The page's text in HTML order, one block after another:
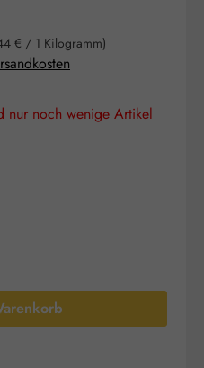
€ / 1 Kilogramm)
nur noch wenige Artikel
den gewünschten